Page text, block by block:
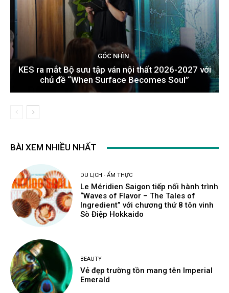
GÓC NHÌN
KES ra mắt Bộ sưu tập ván nội thất 2026-2027 với
chủ đề “When Surface Becomes Soul”
BÀI XEM NHIỀU NHẤT
DU LỊCH - ẨM THỰC
Le Méridien Saigon tiếp nối hành trình
“Waves of Flavor – The Tales of
Ingredient” với chương thứ 8 tôn vinh
Sò Điệp Hokkaido
BEAUTY
Vẻ đẹp trường tồn mang tên Imperial
Emerald